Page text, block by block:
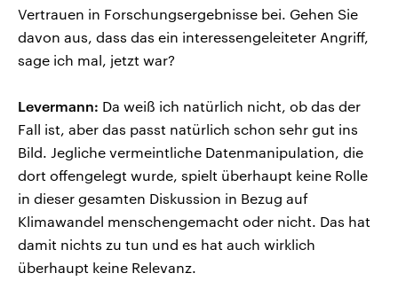
Vertrauen in Forschungsergebnisse bei. Gehen Sie
davon aus, dass das ein interessengeleiteter Angriff,
sage ich mal, jetzt war?
Levermann: Da weiß ich natürlich nicht, ob das der
Fall ist, aber das passt natürlich schon sehr gut ins
Bild. Jegliche vermeintliche Datenmanipulation, die
dort offengelegt wurde, spielt überhaupt keine Rolle
in dieser gesamten Diskussion in Bezug auf
Klimawandel menschengemacht oder nicht. Das hat
damit nichts zu tun und es hat auch wirklich
überhaupt keine Relevanz.